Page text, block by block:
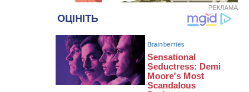
09:08 Встановити гойдалки, карусель і
закупити іграшки: у Черкасах
просять покращити умови в
дитсадку
08:22 “На щиті” у Чорнобаївську
громаду повертається полеглий
біля Кліщіївки воїн
РЕКЛАМА